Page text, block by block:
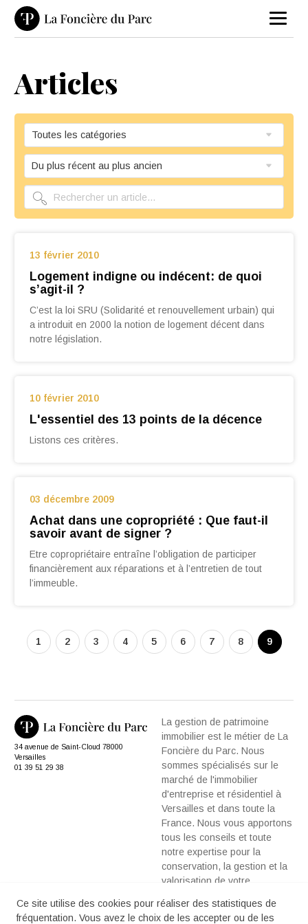
Articles
13 février 2010
Logement indigne ou indécent: de quoi
s’agit-il ?
C’est la loi SRU (Solidarité et renouvellement urbain) qui
a introduit en 2000 la notion de logement décent dans
notre législation.
10 février 2010
L'essentiel des 13 points de la décence
Listons ces critères.
03 décembre 2009
Achat dans une copropriété : Que faut-il
savoir avant de signer ?
Etre copropriétaire entraîne l’obligation de participer
financièrement aux réparations et à l’entretien de tout
l’immeuble.
1 2 3 4 5 6 7 8 9
34 avenue de Saint-Cloud 78000
Versailles
01 39 51 29 38
La gestion de patrimoine
immobilier est le métier de La
Foncière du Parc. Nous
sommes spécialisés sur le
marché de l'immobilier
d'entreprise et résidentiel à
Versailles et dans toute la
France. Nous vous apportons
tous les conseils et toute
notre expertise pour la
conservation, la gestion et la
valorisation de votre
Mentions légales - Contact
Ce site utilise des cookies pour réaliser des statistiques de
fréquentation. Vous avez le choix de les accepter ou de les